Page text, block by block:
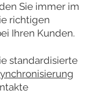
Sie immer im
richtigen
Ihren Kunden.
standardisierte